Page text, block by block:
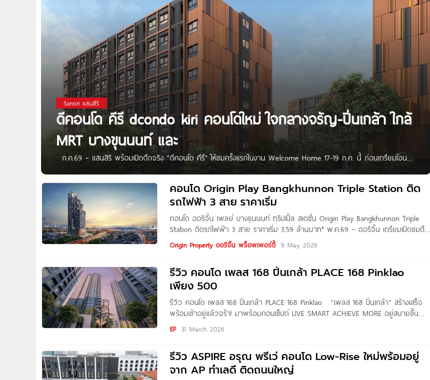
Sansiri แสนสิริ
ดีคอนโด คีรี dcondo kiri คอนโดใหม่ ใจกลางจรัญ-ปิ่นเกล้า ใกล้
MRT บางขุนนนท์ และ
ก.ค.69 – แสนสิริ พร้อมเปิดตึกจริง “ดีคอนโด คีรี” ให้ชมครั้งแรกในงาน Welcome Home 17-19 ก.ค. นี้ ก่อนเตรียมโอน
จริง ส.ค. 69 “ดีคอนโด คีรี” คอนโดพร้อมอยู่พร้อมส่วนกลางสีเขียวร่มรื่นกว่า 1.2 ไร่ และห้องพักสเปก Well-Being แต่งครบ
พร้อมอยู่ (Fully Furnished) ในราคาเริ่มแค่ 1.89 ลบ.* ฟรีเฟอร์ฯคอนโด Origin Play Bangkhunnon Triple Station ติด
รถไฟฟ้า 3 สาย ราคาเริ่ม
คอนโด ออริจิ้น เพลย์ บางขุนนนท์ ทริปเปิ้ล สเตชั่น Origin Play Bangkhunnon Triple
Station ติดรถไฟฟ้า 3 สาย ราคาเริ่ม 3.59 ล้านบาท* พ.ค.69 – ออริจิ้น เตรียมเปิดชมตึก
จริงครั้งแรก กับ โครงการ ‘ออริจิ้น เพลย์ บางขุนนนท์ ทริปเปิ้ล สเตชั่น‘ คอนโดฯใหม่พร้อม
อยู่ เพดานสูง*
Origin Property ออริจิ้น พร็อพเพอร์ตี้ 9 May 2026
รีวิว คอนโด เพลส 168 ปิ่นเกล้า PLACE 168 Pinklao
เพียง 500
รีวิว คอนโด เพลส 168 ปิ่นเกล้า PLACE 168 Pinklao “เพลส 168 ปิ่นเกล้า” สร้างเสร็จ
พร้อมเข้าอยู่แล้วจร้า! มาพร้อมคอนเซ็ปต์ LIVE SMART ACHIEVE MORE อยู่สบายขึ้น
ชีวิตบาลานซ์กว่าเดิม 🌿 ✔️ ห้องเริ่ม 25–76.5 ตร.ม. ✔️ ส่วนกลางจัดเต็ม Rooftop +
Sky Lounge
EP 31 March 2026
รีวิว ASPIRE อรุณ พรีเว่ คอนโด Low-Rise ใหม่พร้อมอยู่
จาก AP ทำเลดี ติดถนนใหญ่